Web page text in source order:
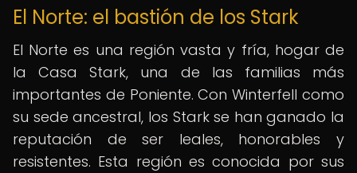
El Norte: el bastión de los Stark
El Norte es una región vasta y fría, hogar de
la Casa Stark, una de las familias más
importantes de Poniente. Con Winterfell como
su sede ancestral, los Stark se han ganado la
reputación de ser leales, honorables y
resistentes. Esta región es conocida por sus